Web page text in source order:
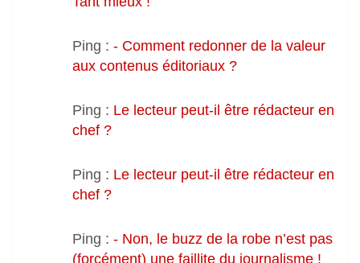
Ping : - Comment redonner de la valeur
aux contenus éditoriaux ?
Ping : Le lecteur peut-il être rédacteur en
chef ?
Ping : Le lecteur peut-il être rédacteur en
chef ?
Ping : - Non, le buzz de la robe n’est pas
(forcément) une faillite du journalisme !